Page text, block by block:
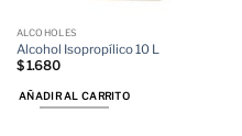
ALCOHOLES
Alcohol Isopropílico 10 L
$1.680
AÑADIR AL CARRITO